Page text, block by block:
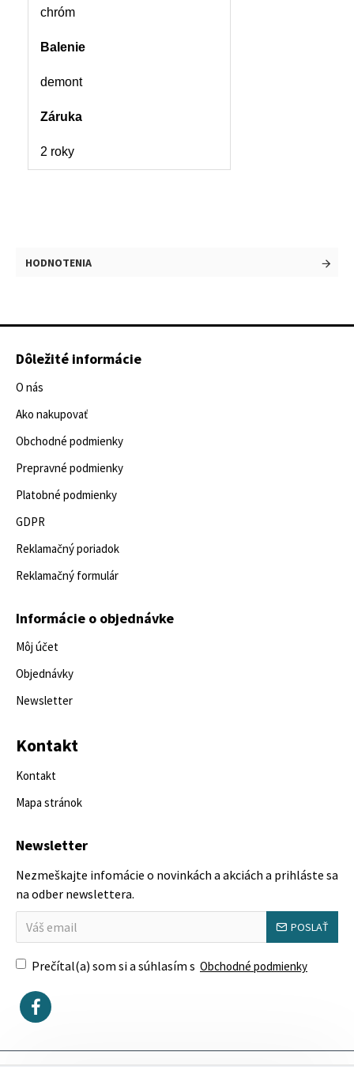
chróm
Balenie
demont
Záruka
2 roky
HODNOTENIA
Dôležité informácie
O nás
Ako nakupovať
Obchodné podmienky
Prepravné podmienky
Platobné podmienky
GDPR
Reklamačný poriadok
Reklamačný formulár
Informácie o objednávke
Môj účet
Objednávky
Newsletter
Kontakt
Kontakt
Mapa stránok
Newsletter
Nezmeškajte infomácie o novinkách a akciách a prihláste sa
na odber newslettera.
POSLAŤ
Prečítal(a) som si a súhlasím s Obchodné podmienky